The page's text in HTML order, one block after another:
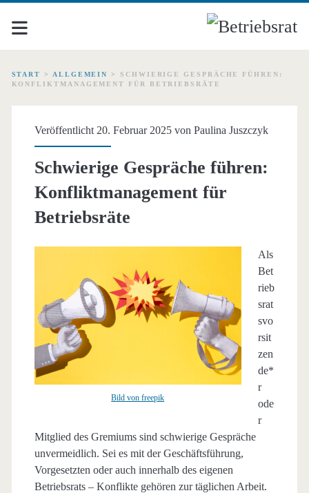
START > ALLGEMEIN > SCHWIERIGE GESPRÄCHE FÜHREN:
KONFLIKTMANAGEMENT FÜR BETRIEBSRÄTE
Veröffentlicht 20. Februar 2025 von Paulina Juszczyk
Schwierige Gespräche führen:
Konfliktmanagement für
Betriebsräte
Bild von freepik
Als
Bet
rieb
srat
svo
rsit
zen
de*
r
ode
r
Mitglied des Gremiums sind schwierige Gespräche
unvermeidlich. Sei es mit der Geschäftsführung,
Vorgesetzten oder auch innerhalb des eigenen
Betriebsrats – Konflikte gehören zur täglichen Arbeit.